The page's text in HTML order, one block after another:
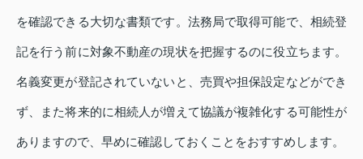
を確認できる大切な書類です。法務局で取得可能で、相続登
記を行う前に対象不動産の現状を把握するのに役立ちます。
名義変更が登記されていないと、売買や担保設定などができ
ず、また将来的に相続人が増えて協議が複雑化する可能性が
ありますので、早めに確認しておくことをおすすめします。